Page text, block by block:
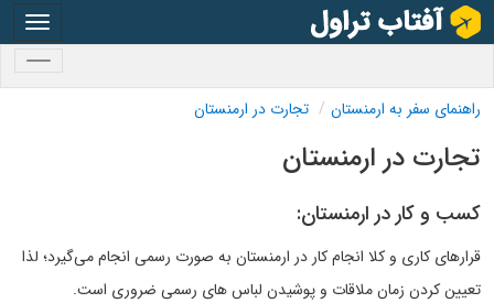
راهنمای سفر به ارمنستان تجارت در ارمنستان
تجارت در ارمنستان
کسب و کار در ارمنستان:
قرارهای کاری و کلا انجام کار در ارمنستان به صورت رسمی انجام می‌گیرد؛ لذا
تعیین کردن زمان ملاقات و پوشیدن لباس های رسمی ضروری است.